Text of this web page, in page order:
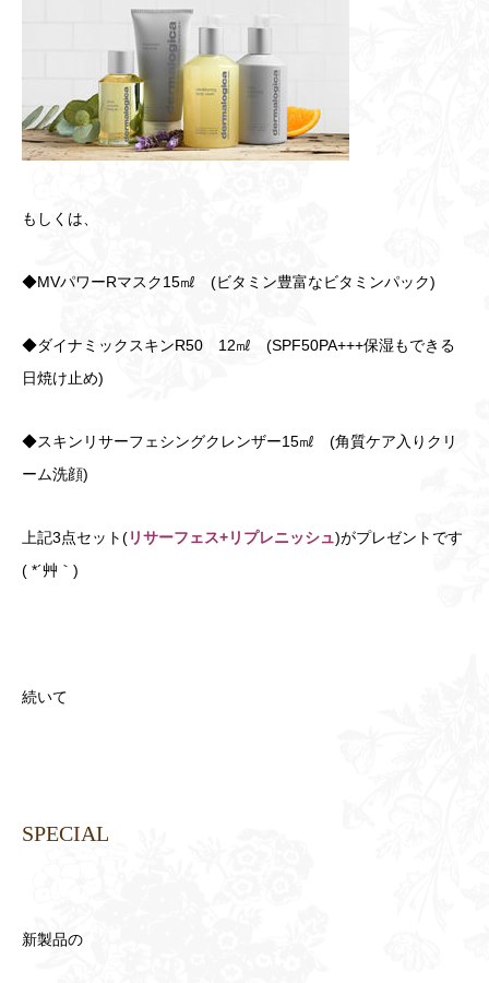
もしくは、
◆MVパワーRマスク15㎖ (ビタミン豊富なビタミンパック)
◆ダイナミックスキンR50 12㎖ (SPF50PA+++保湿もできる
日焼け止め)
◆スキンリサーフェシングクレンザー15㎖ (角質ケア入りクリ
ーム洗顔)
上記3点セット(リサーフェス+リプレニッシュ)がプレゼントです
( *´艸｀)
続いて
SPECIAL
新製品の